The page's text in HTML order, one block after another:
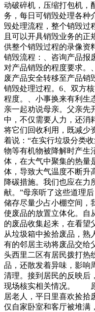
动破碎机，压缩打包机，
务，每日可销毁处理各种
毁处理流程，整个销毁过
且可以开具销毁业务的正
供整个销毁过程的录像资
销毁流程：、咨询产品报
对产品销毁的程度要求。
废产品安全转移至产品销
销毁处理过程。6、双方
程度。、小事换来有利生
亲一起劝说母亲。父亲先
中，不仅需要人力，还消
将它们回收利用，既减少
着说：“在实行垃圾分类
物等有机物被降解时产生
体，在大气中聚集的热量
体，导致大气温度不断升
降碳措施。我们也应在力
献。”母亲听了这些道理
储存尽量少占小棚空间，
使废品的放置立体化。自
的废品收集起来，在看望
从垃圾箱中捡拾废品，熟
有的邻居主动将废品交给
头西里二区有居民拨打热
品，还散发着异味，影响
清理。接到居民的反映后
现场核实相关情况。 原
居老人，平日里喜欢捡拾
仅自家卧室和客厅被堆满